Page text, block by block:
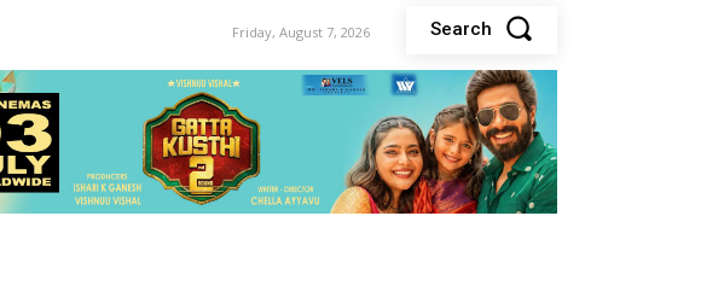
Friday, August 7, 2026 Search